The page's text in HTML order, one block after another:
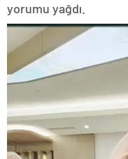
yorumu yağdı.